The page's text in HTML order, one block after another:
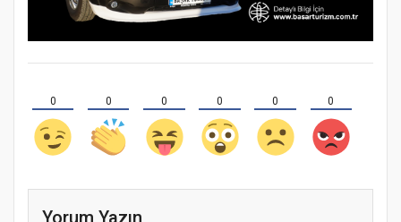
0 0 0 0 0 0
Yorum Yazın